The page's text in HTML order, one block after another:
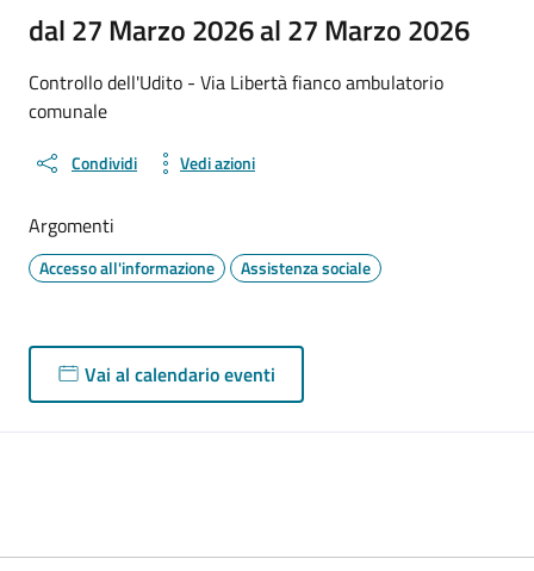
dal 27 Marzo 2026 al 27 Marzo 2026
Controllo dell'Udito - Via Libertà fianco ambulatorio
comunale
Condividi Vedi azioni
Argomenti
Accesso all'informazione Assistenza sociale
Vai al calendario eventi